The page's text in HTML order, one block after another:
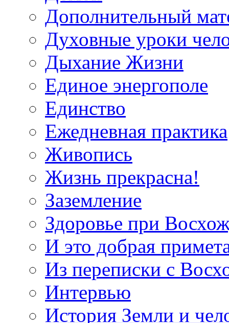
Дополнительный
Духовные уроки
Дыхание Жизни
Единое энергополе
Единство
Ежедневная практика
Живопись
Жизнь прекрасна!
Заземление
Здоровье при
И это добрая
Из переписки с
Интервью
История Земли и